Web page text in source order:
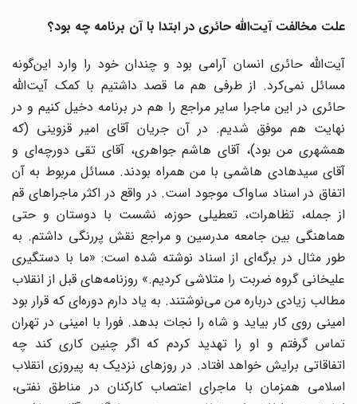
علت مخالفت آیت‌الله حائری در ابتدا با آن برنامه چه بود؟
آیت‌الله حائری انسان آرامی بود و چندان خود را وارد این‌گونه
مسائل نمی‌کرد. از طرفی هم ما قصد داشتیم با کمک آیت‌الله
حائری در این ماجرا سایر مراجع را هم در برنامه دخیل کنیم و در
نهایت هم موفق شدیم. در آن جریان آقای امیر قزوینی (که
همشهری من بود)، آقای هاشم جواهری، آقای تقی دورچه‌ای و
آقای سید‌هادی هاشمی با من همراه بودند. مسائل مربوط به آن
اتفاق در اسناد ساواک موجود است. در واقع در اکثر ماجراهای قم
از جمله، تظاهرات، تعطیلی حوزه، نشست با دوستان و حتی
هماهنگی بین جامعه مدرسین و مراجع نقش پررنگی داشتم. به
طور مثال در برگه‌ای از اسناد نوشته شده است: «ما با دستگیری
علیخانی گروه ضربت را متلاشی کردیم.» روزنامه‌های قبل از انقلاب
مطالب زیادی درباره من می‌نوشتند. به یاد دارم دوره‌ای که قرار بود
امینی روی کار بیاید و شاه را نجات بدهد. فورا با امینی در تهران
تماس گرفتم و او را تهدید کردم که اگر چنین کاری کند چه
اتفاقاتی برایش خواهد افتاد. در روزهای نزدیک به پیروزی انقلاب
اسلامی همزمان با ماجرای اعتصاب کارکنان در مناطق نفتی،